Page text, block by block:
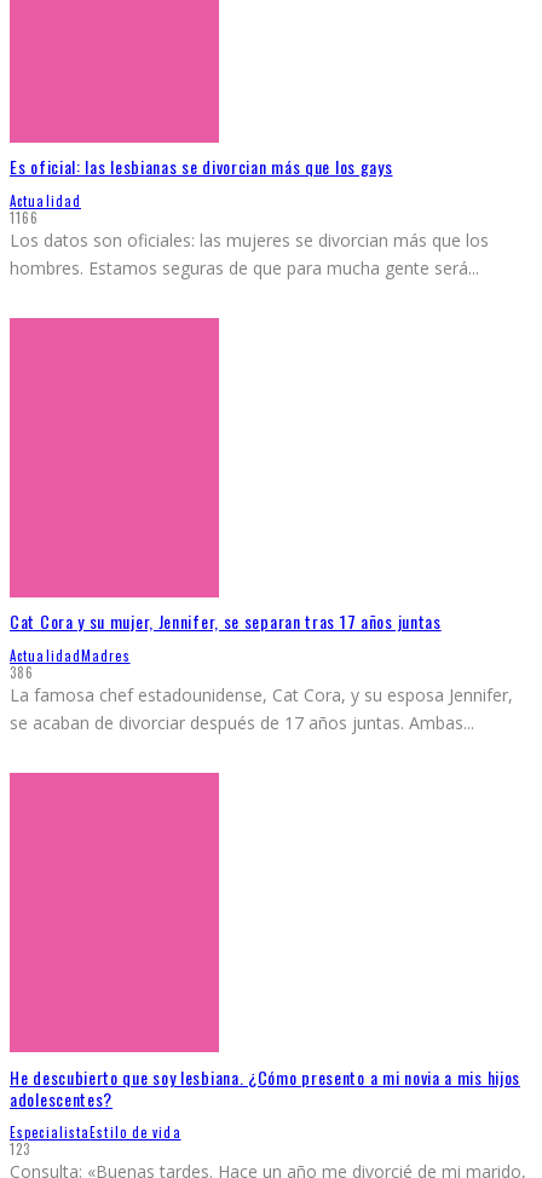
Es oficial: las lesbianas se divorcian más que los gays
Actualidad
1166
Los datos son oficiales: las mujeres se divorcian más que los
hombres. Estamos seguras de que para mucha gente será...
Cat Cora y su mujer, Jennifer, se separan tras 17 años juntas
ActualidadMadres
386
La famosa chef estadounidense, Cat Cora, y su esposa Jennifer,
se acaban de divorciar después de 17 años juntas. Ambas...
He descubierto que soy lesbiana. ¿Cómo presento a mi novia a mis hijos
adolescentes?
EspecialistaEstilo de vida
123
Consulta: «Buenas tardes. Hace un año me divorcié de mi marido,